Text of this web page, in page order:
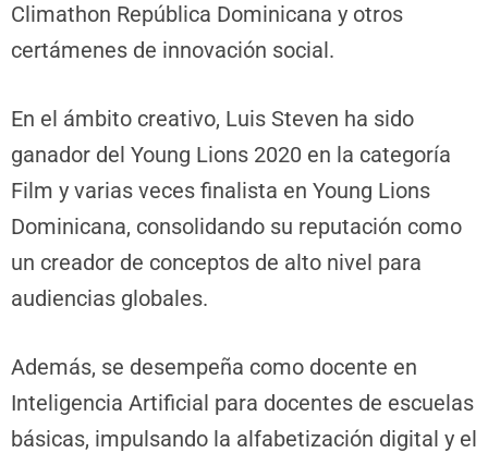
Climathon República Dominicana y otros
certámenes de innovación social.
En el ámbito creativo, Luis Steven ha sido
ganador del Young Lions 2020 en la categoría
Film y varias veces finalista en Young Lions
Dominicana, consolidando su reputación como
un creador de conceptos de alto nivel para
audiencias globales.
Además, se desempeña como docente en
Inteligencia Artificial para docentes de escuelas
básicas, impulsando la alfabetización digital y el